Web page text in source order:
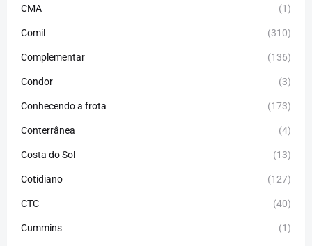
CMA (1)
Comil (310)
Complementar (136)
Condor (3)
Conhecendo a frota (173)
Conterrânea (4)
Costa do Sol (13)
Cotidiano (127)
CTC (40)
Cummins (1)